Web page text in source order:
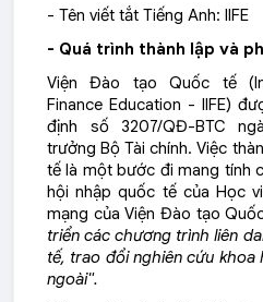
- Tên viết tắt Tiếng Anh: IIFE
- Quá trình thành lập và
Viện Đào tạo Quốc tế
Finance Education - IIFE)
định số 3207/QĐ-BTC
trưởng Bộ Tài chính. Việc
tế là một bước đi mang tính
hội nhập quốc tế của Học
mạng của Viện Đào tạo
triển các chương trình liên
tế, trao đổi nghiên cứu
ngoài".